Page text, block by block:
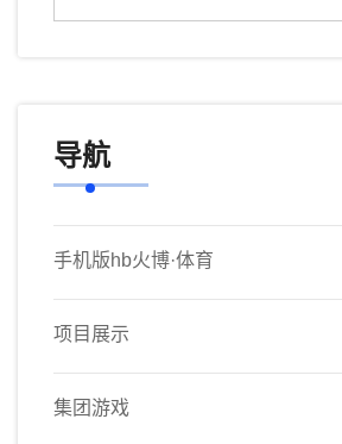
导航
手机版hb火博·体育
项目展示
集团游戏